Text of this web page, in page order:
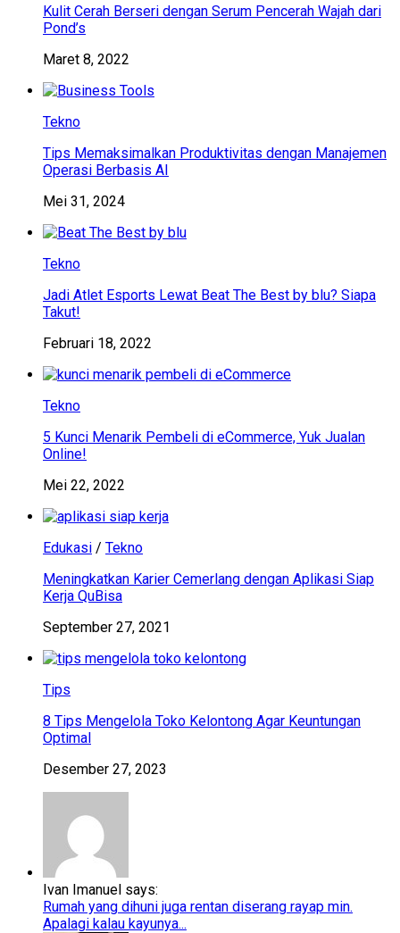
Kulit Cerah Berseri dengan Serum Pencerah Wajah dari
Pond’s
Maret 8, 2022
Tekno
Tips Memaksimalkan Produktivitas dengan Manajemen
Operasi Berbasis AI
Mei 31, 2024
Tekno
Jadi Atlet Esports Lewat Beat The Best by blu? Siapa
Takut!
Februari 18, 2022
Tekno
5 Kunci Menarik Pembeli di eCommerce, Yuk Jualan
Online!
Mei 22, 2022
Edukasi / Tekno
Meningkatkan Karier Cemerlang dengan Aplikasi Siap
Kerja QuBisa
September 27, 2021
Tips
8 Tips Mengelola Toko Kelontong Agar Keuntungan
Optimal
Desember 27, 2023
Ivan Imanuel says:
Rumah yang dihuni juga rentan diserang rayap min.
Apalagi kalau kayunya...